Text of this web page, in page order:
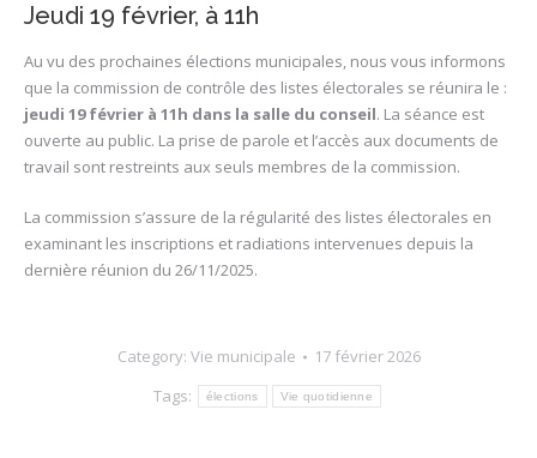
Jeudi 19 février, à 11h
Au vu des prochaines élections municipales, nous vous informons
que la commission de contrôle des listes électorales se réunira le :
jeudi 19 février à 11h dans la salle du conseil. La séance est
ouverte au public. La prise de parole et l’accès aux documents de
travail sont restreints aux seuls membres de la commission.
La commission s’assure de la régularité des listes électorales en
examinant les inscriptions et radiations intervenues depuis la
dernière réunion du 26/11/2025.
Category: Vie municipale
17 février 2026
Tags:
élections Vie quotidienne